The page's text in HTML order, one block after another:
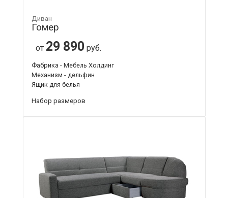
Диван
Гомер
от 29 890 руб.
Фабрика - Мебель Холдинг
Механизм - дельфин
Ящик для белья
Набор размеров